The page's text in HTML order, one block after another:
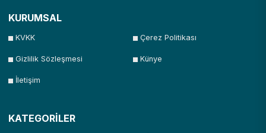
KURUMSAL
KVKK Çerez Politikası
Gizlilik Sözleşmesi Künye
İletişim
KATEGORİLER